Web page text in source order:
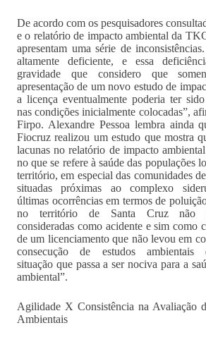
De acordo com os pesquisadores
e o relatório de impacto ambiental da
apresentam uma série de
altamente deficiente, e essa
gravidade que considero que
apresentação de um novo estudo de
a licença eventualmente poderia ter
nas condições inicialmente colocadas”,
Firpo. Alexandre Pessoa lembra ainda
Fiocruz realizou um estudo que mostra
lacunas no relatório de impacto
no que se refere à saúde das populações
território, em especial das comunidades
situadas próximas ao complexo
últimas ocorrências em termos de
no território de Santa Cruz não
consideradas como acidente e sim como
de um licenciamento que não levou em
consecução de estudos ambientais
situação que passa a ser nociva para a
ambiental”.
Agilidade X Consistência na Avaliação
Ambientais